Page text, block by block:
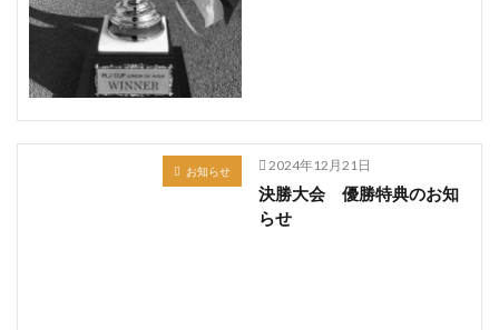
お知らせ 2024年12月21日
決勝大会 優勝特典のお知
らせ